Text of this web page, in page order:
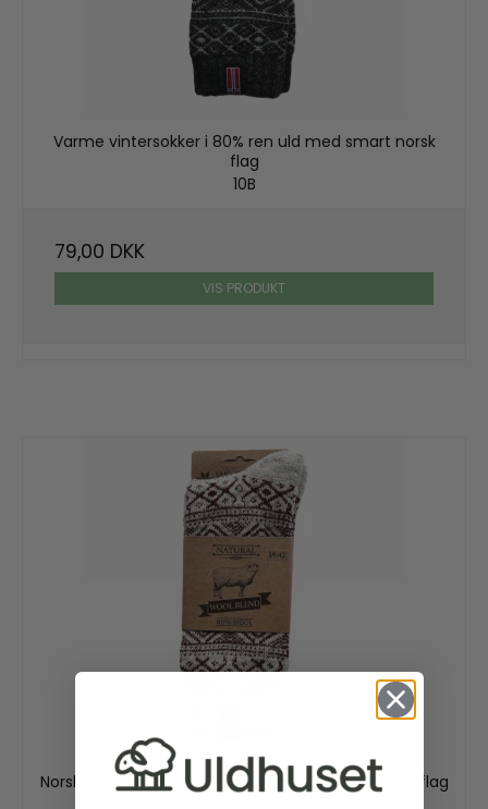
Varme vintersokker i 80% ren uld med smart norsk
flag
10B
79,00 DKK
VIS PRODUKT
Norske uldsokker i 8o% ren uld med lille dekorativt flag